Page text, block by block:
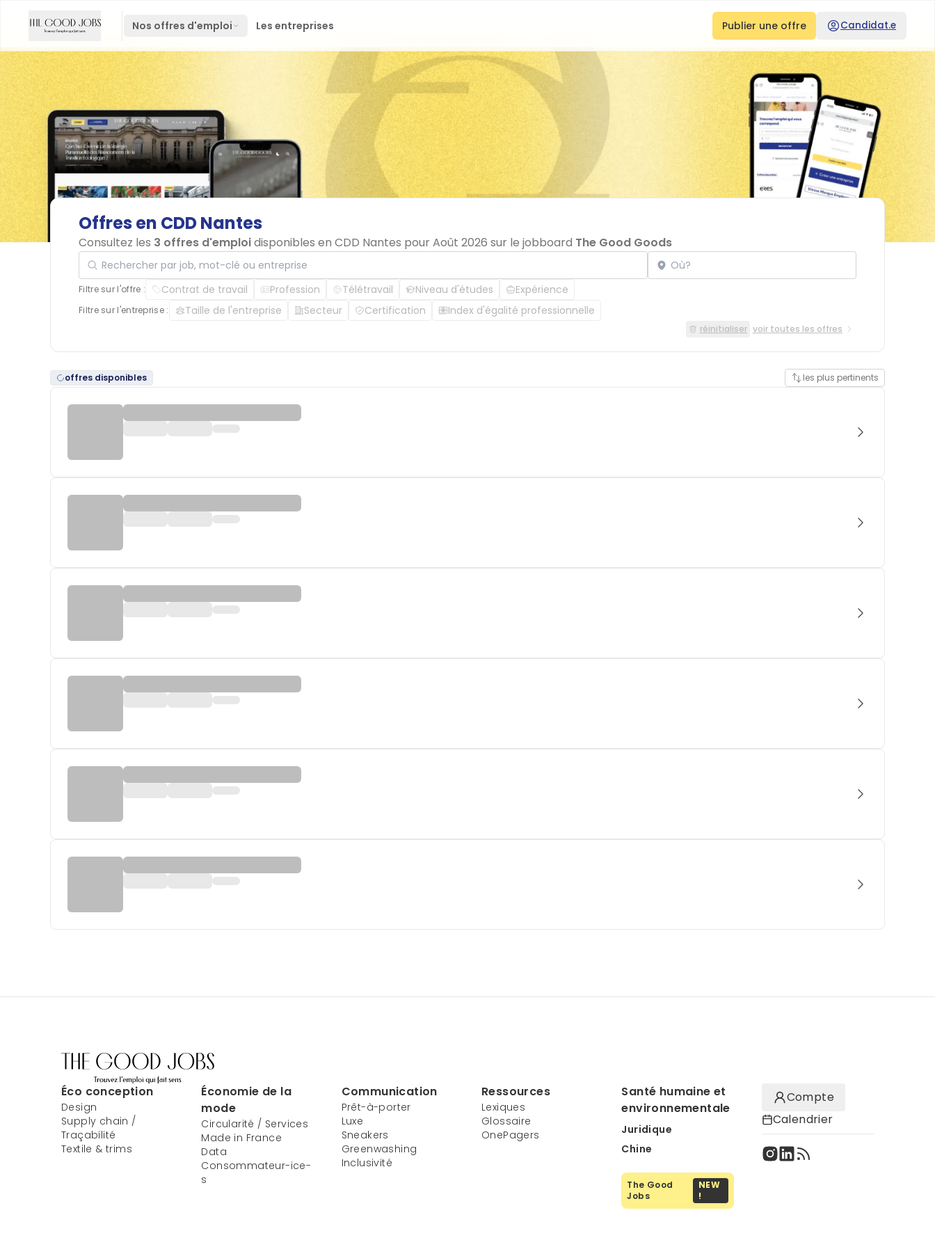
Nos offres d'emploi Les entreprises Publier une offre Candidat.e
Offres en CDDNantes
Consultez les 3 offres d'emploidisponibles en CDD Nantes pour Août 2026 sur le jobboard The Good Goods
Rechercher par job, mot-clé ou entreprise Localisation
Filtre sur l'offre : Contrat de travail Profession Télétravail Niveau d'études Expérience
Filtre sur l'entreprise : Taille de l'entreprise Secteur Certification Index d'égalité professionnelle
réinitialiser voir toutes les offres
offres disponibles les plus pertinents
Éco conception
Design
Supply chain /
Traçabilité
Textile & trims
Économie de la
mode
Circularité / Services
Made in France
Data
Consommateur-ice-
s
Communication
Prêt-à-porter
Luxe
Sneakers
Greenwashing
Inclusivité
Ressources
Lexiques
Glossaire
OnePagers
Santé humaine et
environnementale
Juridique
Chine
The Good
Jobs
NEW
!
Compte
Calendrier